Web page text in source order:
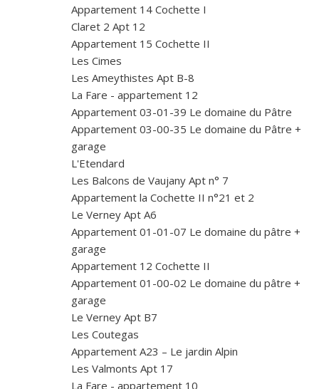
Appartement 14 Cochette I
Claret 2 Apt 12
Appartement 15 Cochette II
Les Cimes
Les Ameythistes Apt B-8
La Fare - appartement 12
Appartement 03-01-39 Le domaine du Pâtre
Appartement 03-00-35 Le domaine du Pâtre +
garage
L'Etendard
Les Balcons de Vaujany Apt n° 7
Appartement la Cochette II n°21 et 2
Le Verney Apt A6
Appartement 01-01-07 Le domaine du pâtre +
garage
Appartement 12 Cochette II
Appartement 01-00-02 Le domaine du pâtre +
garage
Le Verney Apt B7
Les Coutegas
Appartement A23 – Le jardin Alpin
Les Valmonts Apt 17
La Fare - appartement 10